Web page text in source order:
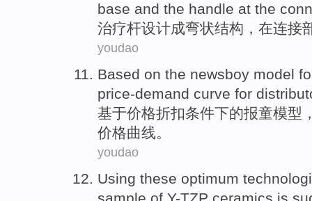
base and the handle at the
治疗杆设计成弯状结构， 在连接
youdao
Based on the newsboy model
price-demand curve for
基于价格折扣条件下的报童模型
价格曲线。
youdao
Using these optimum
sample of Y-TZP ceramics is